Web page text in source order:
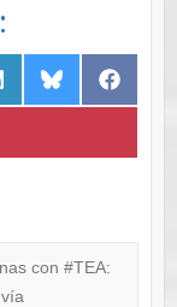
con #TEA: